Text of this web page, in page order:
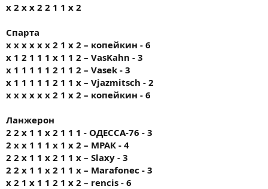
х 2 х х 2 2 1 1 х 2
Спарта
х х х х х х 2 1 х 2 – копейкин - 6
х 1 2 1 1 1 х 1 1 2 – VasKahn - 3
x 1 1 1 1 1 2 1 1 2 – Vasek - 3
х 1 1 1 1 1 2 1 1 х – Vjazmitsch - 2
х х х х х х 2 1 х 2 – копейкин - 6
Ланжерон
2 2 х 1 1 х 2 1 1 1 - ОДЕССА-76 - 3
2 х х 1 1 1 х 1 х 2 – МРАК - 4
2 2 х 1 1 х 2 1 1 х – Slaxy - 3
2 2 х 1 1 х 2 1 1 х – Marafonec - 3
x 2 1 x 1 1 2 1 x 2 – rencis - 6